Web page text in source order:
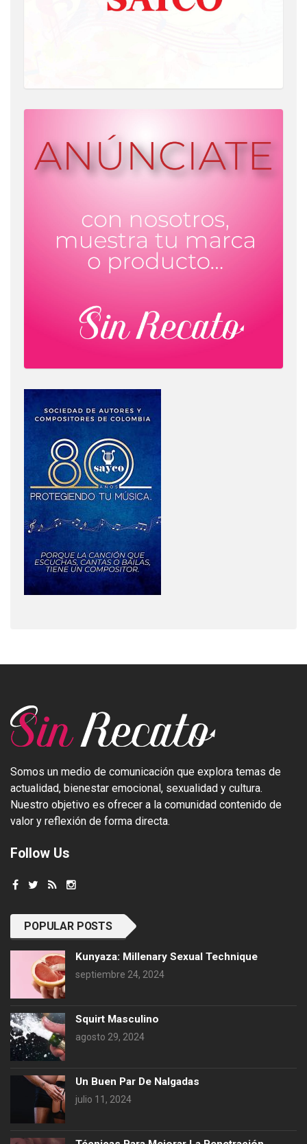
Somos un medio de comunicación que explora temas de
actualidad, bienestar emocional, sexualidad y cultura.
Nuestro objetivo es ofrecer a la comunidad contenido de
valor y reflexión de forma directa.
Follow Us
POPULAR POSTS
Kunyaza: Millenary Sexual Technique
septiembre 24, 2024
Squirt Masculino
agosto 29, 2024
Un Buen Par De Nalgadas
julio 11, 2024